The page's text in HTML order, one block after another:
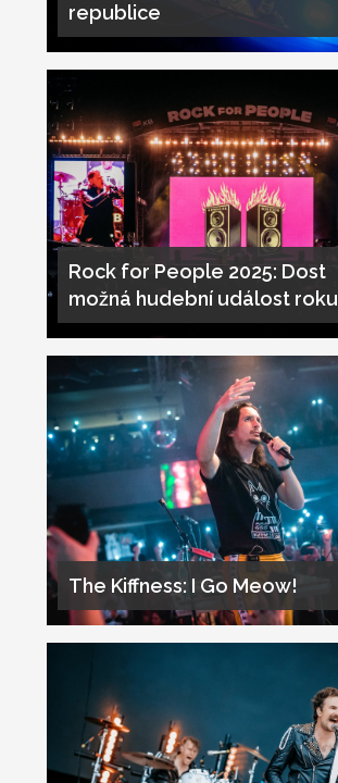
republice
Rock for People 2025: Dost
možná hudební událost roku
The Kiffness: I Go Meow!